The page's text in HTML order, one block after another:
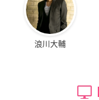
浪川大輔